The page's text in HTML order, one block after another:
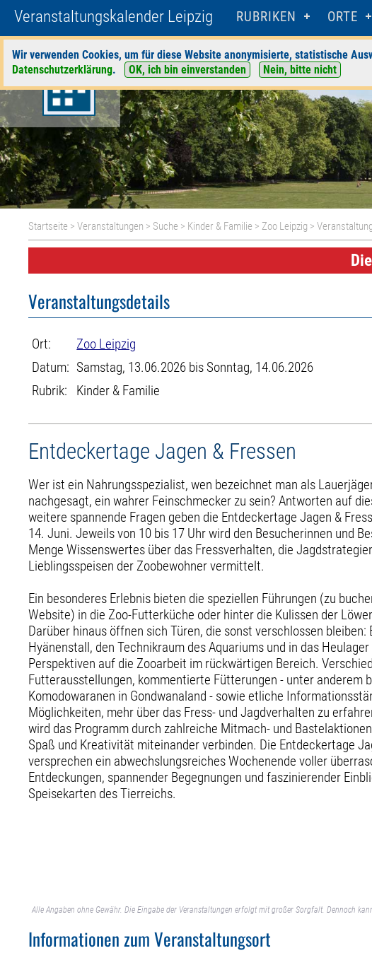
Veranstaltungskalender Leipzig RUBRIKEN ORTE
Wir verwenden Cookies, um für diese Website anonymisierte, statistische
Datenschutzerklärung. OK, ich bin einverstanden Nein, bitte nicht
Startseite >Veranstaltungen > Suche > Kinder & Familie >Zoo Leipzig >
Veranstaltungsdetails
Ort:
Zoo Leipzig
Datum: Samstag, 13.06.2026 bis Sonntag, 14.06.2026
Rubrik:
Kinder & Familie
Entdeckertage Jagen & Fressen
Wer ist ein Nahrungsspezialist, wen bezeichnet man als
nachgesagt, ein wahrer Feinschmecker zu sein? Antworten auf
weitere spannende Fragen geben die Entdeckertage Jagen &
14. Juni. Jeweils von 10 bis 17 Uhr wird den Besucherinnen und
Menge Wissenswertes über das Fressverhalten, die
Lieblingsspeisen der Zoobewohner vermittelt.
Ein besonderes Erlebnis bieten die speziellen Führungen (zu
Website) in die Zoo-Futterküche oder hinter die Kulissen der
Darüber hinaus öffnen sich Türen, die sonst verschlossen bleiben:
Hyänenstall, den Technikraum des Aquariums und in das
Perspektiven auf die Zooarbeit im rückwärtigen Bereich.
Futterausstellungen, kommentierte Fütterungen - unter anderem
Komodowaranen in Gondwanaland - sowie etliche
Möglichkeiten, mehr über das Fress- und Jagdverhalten zu
wird das Programm durch zahlreiche Mitmach- und
Spaß und Kreativität miteinander verbinden. Die Entdeckertage
versprechen ein abwechslungsreiches Wochenende voller
Entdeckungen, spannender Begegnungen und faszinierender
Speisekarten des Tierreichs.
Alle Angaben ohne Gewähr. Die Eingabe der Veranstaltungen erfolgt mit großer Sorgfalt. Dennoch
Informationen zum Veranstaltungsort